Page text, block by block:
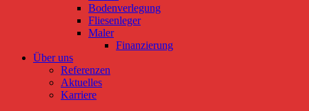
Bodenverlegung
Fliesenleger
Maler
Finanzierung
Über uns
Referenzen
Aktuelles
Karriere